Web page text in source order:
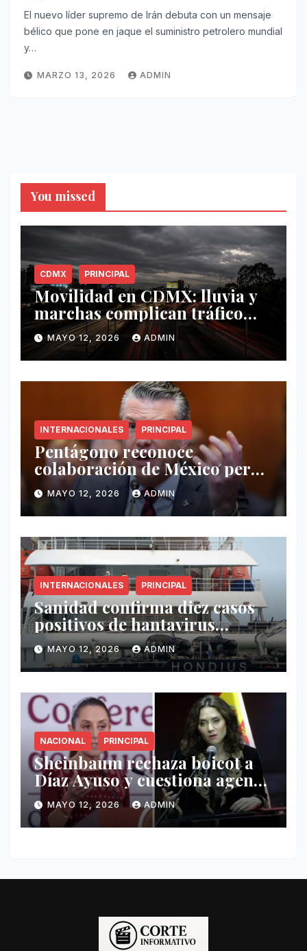
El nuevo líder supremo de Irán debuta con un mensaje
bélico que pone en jaque el suministro petrolero mundial
y…
MARZO 13, 2026 ADMIN
You missed
CDMX PRINCIPAL
Movilidad en CDMX: lluvia y
marchas complican tráfico
este 12 de mayo
MAYO 12, 2026 ADMIN
INTERNACIONALES PRINCIPAL
Pentágono reconoce
colaboración de México pero
exige mayor operatividad
antidrogas
MAYO 12, 2026 ADMIN
INTERNACIONALES PRINCIPAL
Sanidad confirma diez casos
positivos de hantavirus
vinculados al crucero MV
Hondius
MAYO 12, 2026 ADMIN
NACIONAL PRINCIPAL
Sheinbaum rechaza boicot a
Díaz Ayuso y cuestiona agenda
de funcionaria española
MAYO 12, 2026 ADMIN